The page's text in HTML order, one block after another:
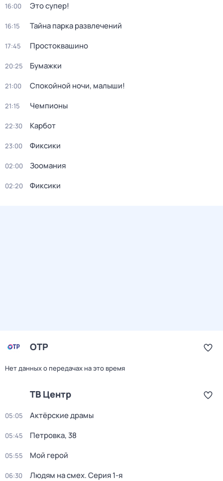
16:00 Это супер!
16:15 Тайна парка развлечений
17:45 Простоквашино
20:25 Бумажки
21:00 Спокойной ночи, малыши!
21:15 Чемпионы
22:30 Карбот
23:00 Фиксики
02:00 Зоомания
02:20 Фиксики
ОТР
Нет данных о передачах на это время
ТВ Центр
05:05 Актёрские драмы
05:45 Петровка, 38
05:55 Мой герой
06:30 Людям на смех. Серия 1-я